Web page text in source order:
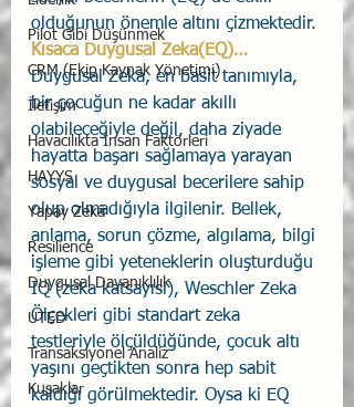
Pilot Gibi Düşünmek
CRM (Ekip Kaynak Yönetimi)
İletişim
Havacılıkta İnsan Faktörleri
HAYYS
Yapay Zekâ
Resilience
Duygusal Dayanıklılık
UTED
Transaksiyonel Analiz
Kuşaklar
olduğunun önemle altını çizmektedir.
Kısaca Duygusal Zeka(EQ)…
Duygusal Zeka, en basit tanımıyla,
bir çocuğun ne kadar akıllı
olabileceğiyle değil, daha ziyade
hayatta başarı sağlamaya yarayan
sosyal ve duygusal becerilere sahip
olup olmadığıyla ilgilenir. Bellek,
anlama, sorun çözme, algılama, bilgi
işleme gibi yeteneklerin oluşturduğu
IQ (zeka katsayısı), Weschler Zeka
Ölçekleri gibi standart zeka
testleriyle ölçüldüğünde, çocuk altı
yaşını geçtikten sonra hep sabit
kaldığı görülmektedir. Oysa ki EQ